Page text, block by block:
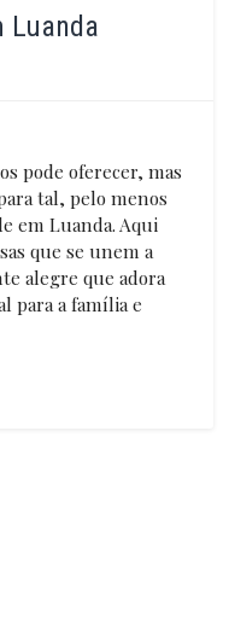
Luanda
pode oferecer, mas
tal, pelo menos
em Luanda. Aqui
que se unem a
alegre que adora
para a família e